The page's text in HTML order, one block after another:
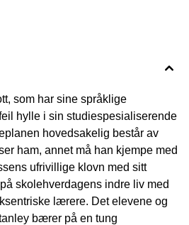
som har sine språklige
hylle i sin studiespesialiserende
hovedsakelig består av
ham, annet må han kjempe med
ufrivillige klovn med sitt
skolehverdagens indre liv med
lærere. Det elevene og
bærer på en tung